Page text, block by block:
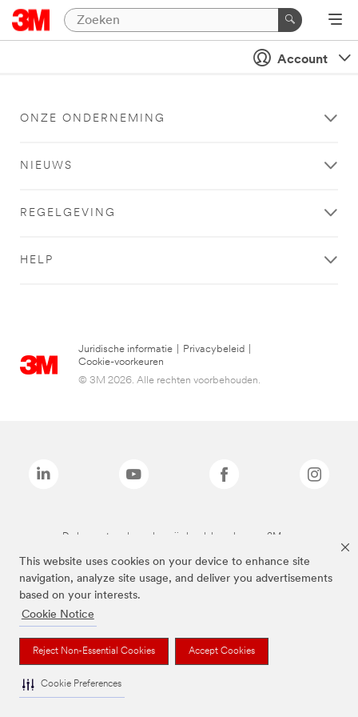
This website uses cookies on your device to enhance site
navigation, analyze site usage, and deliver you advertisements
based on your interests.
Cookie Notice
Reject Non-Essential Cookies Accept Cookies
Cookie Preferences
Account
ONZE ONDERNEMING
NIEUWS
REGELGEVING
HELP
Juridische informatie Privacybeleid
Cookie-voorkeuren
© 3M 2026. Alle rechten voorbehouden.
De bovenstaande merken zijn handelsmerken van 3M.we